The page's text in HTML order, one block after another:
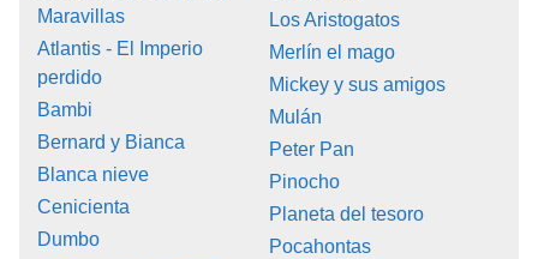
Maravillas
Atlantis - El Imperio
perdido
Bambi
Bernard y Bianca
Blanca nieve
Cenicienta
Dumbo
Los Aristogatos
Merlín el mago
Mickey y sus amigos
Mulán
Peter Pan
Pinocho
Planeta del tesoro
Pocahontas